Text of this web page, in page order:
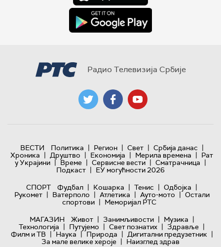
Радио Телевизија Србије
ВЕСТИ Политика | Регион | Свет | Србија данас |
Хроника | Друштво | Економија | Мерила времена | Рат
у Украјини | Време | Сервисне вести | Сматрачница |
Подкаст | ЕУ могућности 2026
СПОРТ
Фудбал | Кошарка | Тенис | Одбојка |
Рукомет | Ватерполо | Атлетика | Ауто-мото | Остали
спортови | Меморијал РТС
МАГАЗИН
Живот | Занимљивости | Музика |
Технологијa | Путујемо | Свет познатих | Здравље |
Филм и ТВ | Наука | Природа | Дигитални предузетник |
За мале велике хероје | Наизглед здрав